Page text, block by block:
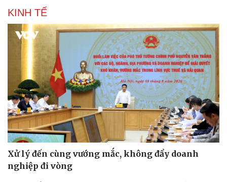
KINH TẾ
Xử lý đến cùng vướng mắc, không đẩy doanh
nghiệp đi vòng